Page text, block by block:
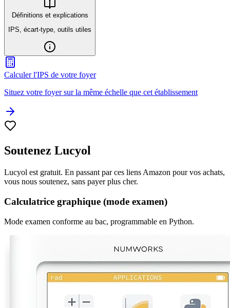
Définitions et explications
IPS, écart-type, outils utiles
Calculer l'IPS de votre foyer
Situez votre foyer sur la même échelle que cet établissement
Soutenez Lucyol
Lucyol est gratuit. En passant par ces liens Amazon pour vos achats,
vous nous soutenez, sans payer plus cher.
Calculatrice graphique (mode examen)
Mode examen conforme au bac, programmable en Python.